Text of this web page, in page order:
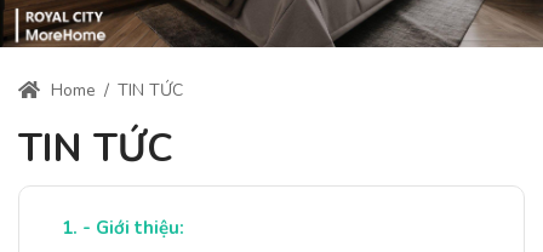
Home / TIN TỨC
TIN TỨC
- Giới thiệu: